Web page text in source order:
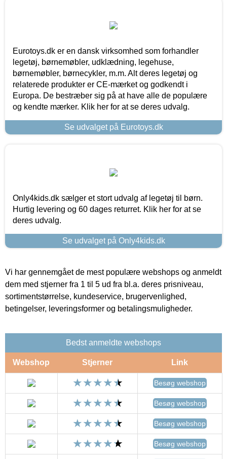
Eurotoys.dk er en dansk virksomhed som forhandler
legetøj, børnemøbler, udklædning, legehuse,
børnemøbler, børnecykler, m.m. Alt deres legetøj og
relaterede produkter er CE-mærket og godkendt i
Europa. De bestræber sig på at have alle de populære
og kendte mærker. Klik her for at se deres udvalg.
Se udvalget på Eurotoys.dk
Only4kids.dk sælger et stort udvalg af legetøj til børn.
Hurtig levering og 60 dages returret. Klik her for at se
deres udvalg.
Se udvalget på Only4kids.dk
Vi har gennemgået de mest populære webshops og anmeldt
dem med stjerner fra 1 til 5 ud fra bl.a. deres prisniveau,
sortimentstørrelse, kundeservice, brugervenlighed,
betingelser, leveringsformer og betalingsmuligheder.
Bedst anmeldte webshops
Webshop Stjerner Link
Besøg webshop
Besøg webshop
Besøg webshop
Besøg webshop